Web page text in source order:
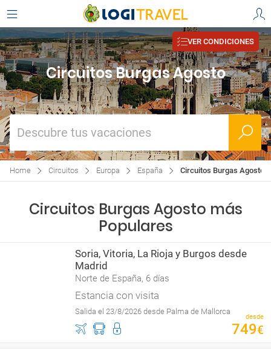
VER CONDICIONES
Circuitos Burgas Agosto
Descubre tus vacaciones
Home Circuitos Europa España Circuitos Burgas Agosto
Circuitos Burgas Agosto más
Populares
Soria, Vitoria, La Rioja y Burgos desde
Madrid
Norte de España, 6 días
Estancia con visita
Salida el 23/8/2026 desde Palma de Mallorca
desde
749€